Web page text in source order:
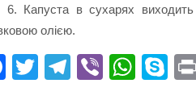
6. Капуста в сухарях
олією.
Fa T
Te Vi
W
S